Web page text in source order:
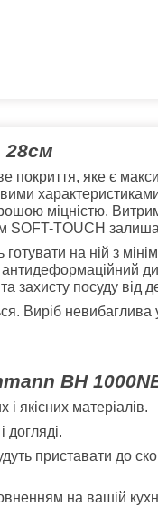
28cм
яке є
міцністю.
SOFT-TOUCH
на ній з
захисту посуду
Виріб невибаглива
BH
якісних матеріалів.
догляді.
приставати до
на вашій